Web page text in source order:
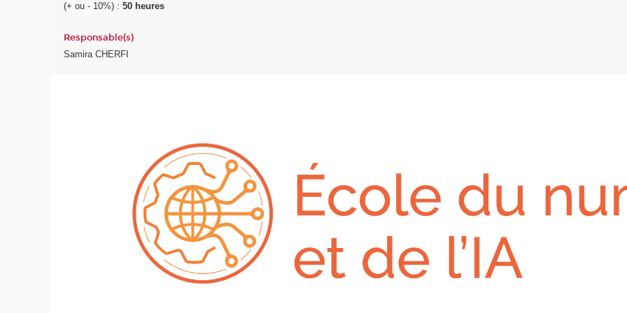
(+ ou - 10%) :50 heures
Responsable(s)
Samira CHERFI